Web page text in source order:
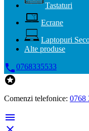
Tastaturi
Ecrane
Laptopuri
Alte produse
0768335533

Comenzi telefonice: 0768
